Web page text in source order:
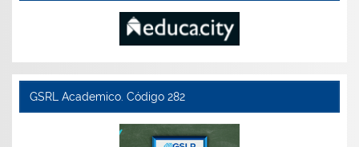
GSRL Academico. Código 282